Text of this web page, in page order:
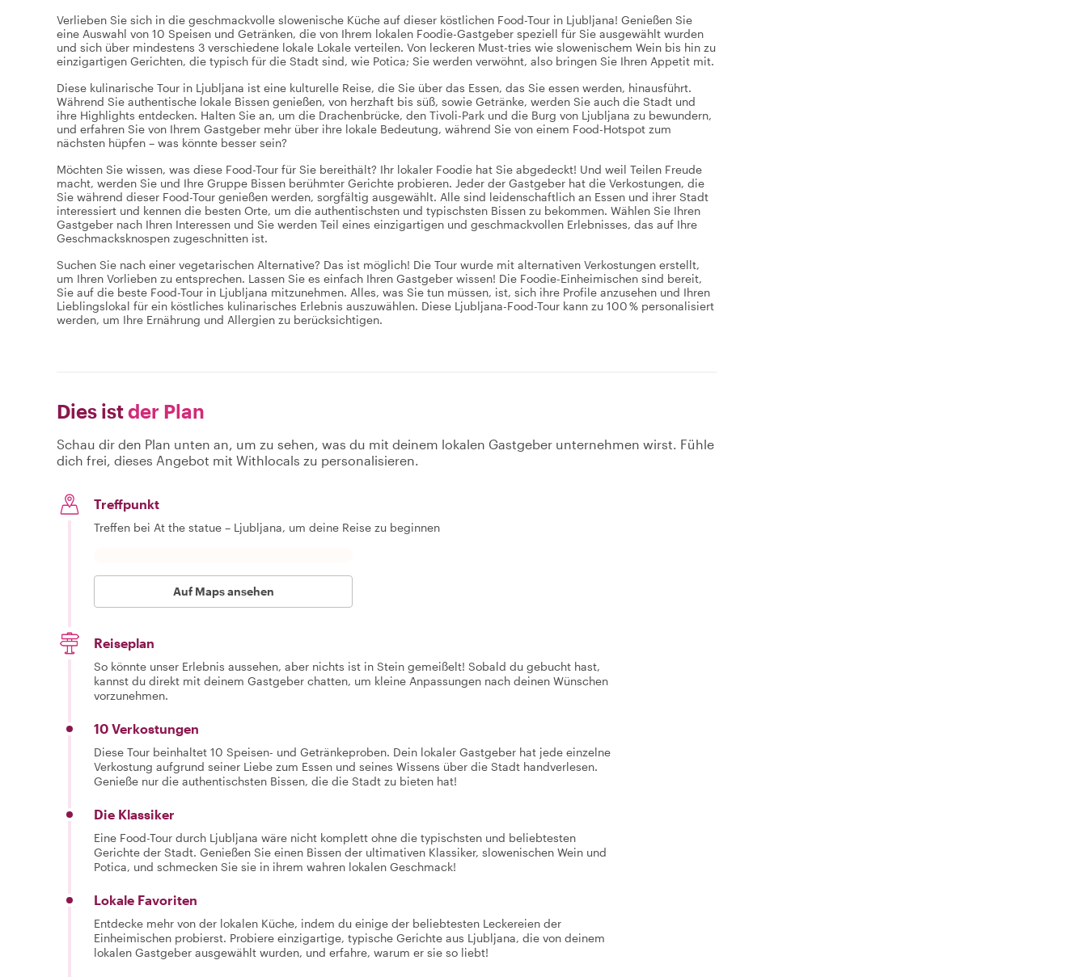
Verlieben Sie sich in die geschmackvolle slowenische Küche auf dieser köstlichen Food-Tour in Ljubljana! Genießen Sie
eine Auswahl von 10 Speisen und Getränken, die von Ihrem lokalen Foodie-Gastgeber speziell für Sie ausgewählt wurden
und sich über mindestens 3 verschiedene lokale Lokale verteilen. Von leckeren Must-tries wie slowenischem Wein bis hin zu
einzigartigen Gerichten, die typisch für die Stadt sind, wie Potica; Sie werden verwöhnt, also bringen Sie Ihren Appetit mit.
Diese kulinarische Tour in Ljubljana ist eine kulturelle Reise, die Sie über das Essen, das Sie essen werden, hinausführt.
Während Sie authentische lokale Bissen genießen, von herzhaft bis süß, sowie Getränke, werden Sie auch die Stadt und
ihre Highlights entdecken. Halten Sie an, um die Drachenbrücke, den Tivoli-Park und die Burg von Ljubljana zu bewundern,
und erfahren Sie von Ihrem Gastgeber mehr über ihre lokale Bedeutung, während Sie von einem Food-Hotspot zum
nächsten hüpfen – was könnte besser sein?
Möchten Sie wissen, was diese Food-Tour für Sie bereithält? Ihr lokaler Foodie hat Sie abgedeckt! Und weil Teilen Freude
macht, werden Sie und Ihre Gruppe Bissen berühmter Gerichte probieren. Jeder der Gastgeber hat die Verkostungen, die
Sie während dieser Food-Tour genießen werden, sorgfältig ausgewählt. Alle sind leidenschaftlich an Essen und ihrer Stadt
interessiert und kennen die besten Orte, um die authentischsten und typischsten Bissen zu bekommen. Wählen Sie Ihren
Gastgeber nach Ihren Interessen und Sie werden Teil eines einzigartigen und geschmackvollen Erlebnisses, das auf Ihre
Geschmacksknospen zugeschnitten ist.
Suchen Sie nach einer vegetarischen Alternative? Das ist möglich! Die Tour wurde mit alternativen Verkostungen erstellt,
um Ihren Vorlieben zu entsprechen. Lassen Sie es einfach Ihren Gastgeber wissen! Die Foodie-Einheimischen sind bereit,
Sie auf die beste Food-Tour in Ljubljana mitzunehmen. Alles, was Sie tun müssen, ist, sich ihre Profile anzusehen und Ihren
Lieblingslokal für ein köstliches kulinarisches Erlebnis auszuwählen. Diese Ljubljana-Food-Tour kann zu 100 % personalisiert
werden, um Ihre Ernährung und Allergien zu berücksichtigen.
Dies istder Plan
Schau dir den Plan unten an, um zu sehen, was du mit deinem lokalen Gastgeber unternehmen wirst. Fühle
dich frei, dieses Angebot mit Withlocals zu personalisieren.
Treffpunkt
Treffen bei At the statue – Ljubljana, um deine Reise zu beginnen
Auf Maps ansehen
Reiseplan
So könnte unser Erlebnis aussehen, aber nichts ist in Stein gemeißelt! Sobald du gebucht hast,
kannst du direkt mit deinem Gastgeber chatten, um kleine Anpassungen nach deinen Wünschen
vorzunehmen.
10 Verkostungen
Diese Tour beinhaltet 10 Speisen- und Getränkeproben. Dein lokaler Gastgeber hat jede einzelne
Verkostung aufgrund seiner Liebe zum Essen und seines Wissens über die Stadt handverlesen.
Genieße nur die authentischsten Bissen, die die Stadt zu bieten hat!
Die Klassiker
Eine Food-Tour durch Ljubljana wäre nicht komplett ohne die typischsten und beliebtesten
Gerichte der Stadt. Genießen Sie einen Bissen der ultimativen Klassiker, slowenischen Wein und
Potica, und schmecken Sie sie in ihrem wahren lokalen Geschmack!
Lokale Favoriten
Entdecke mehr von der lokalen Küche, indem du einige der beliebtesten Leckereien der
Einheimischen probierst. Probiere einzigartige, typische Gerichte aus Ljubljana, die von deinem
lokalen Gastgeber ausgewählt wurden, und erfahre, warum er sie so liebt!